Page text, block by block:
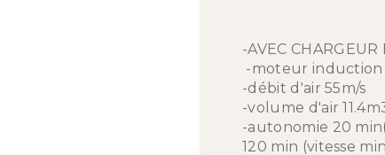
-AVEC CHARGEUR
-moteur induction
-débit d'air 55m/s
-volume d'air
-autonomie 20
120 min (vitesse